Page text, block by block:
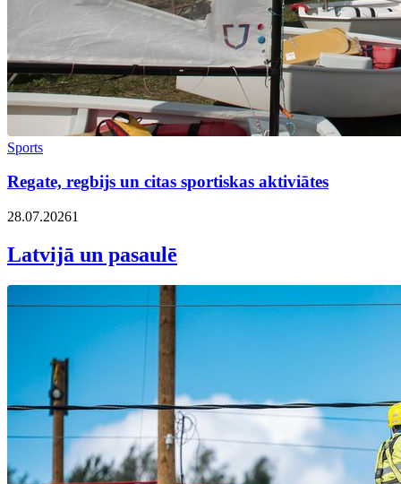
Sports
Regate, regbijs un citas sportiskas aktiviātes
28.07.20261
Latvijā un pasaulē